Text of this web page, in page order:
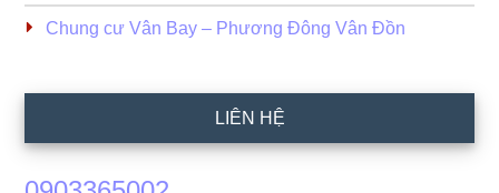
Chung cư Vân Bay – Phương Đông Vân Đồn
LIÊN HỆ